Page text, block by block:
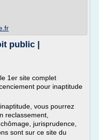
public |
1er site complet
pour inaptitude
vous pourrez
reclassement,
jurisprudence,
sont sur ce site du